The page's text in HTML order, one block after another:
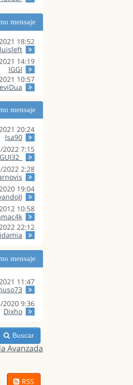
mensaje
18:52
luisleft
14:19
IGGI
10:57
mensaje
20:24
Isa90
2022 7:15
2022 2:28
19:04
10:58
22:12
mensaje
11:47
2020 9:36
Dixho
Buscar
Avanzada
RSS